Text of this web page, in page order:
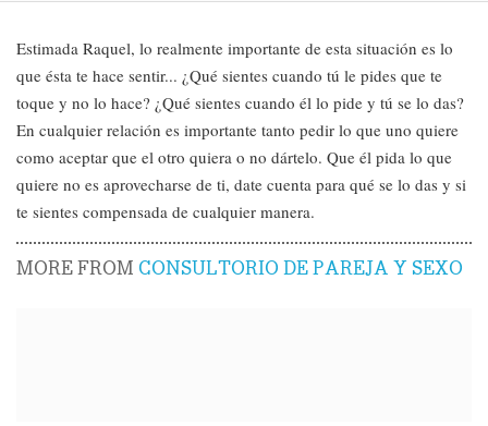
Estimada Raquel, lo realmente importante de esta situación es lo
que ésta te hace sentir... ¿Qué sientes cuando tú le pides que te
toque y no lo hace? ¿Qué sientes cuando él lo pide y tú se lo das?
En cualquier relación es importante tanto pedir lo que uno quiere
como aceptar que el otro quiera o no dártelo. Que él pida lo que
quiere no es aprovecharse de ti, date cuenta para qué se lo das y si
te sientes compensada de cualquier manera.
MORE FROMCONSULTORIO DE PAREJA Y SEXO